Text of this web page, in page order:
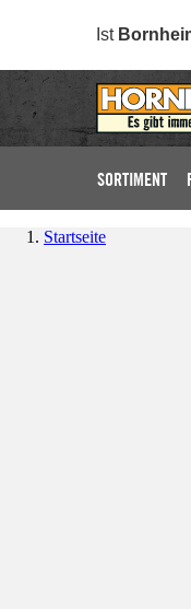
Ist
SORTIMENT
Startseite